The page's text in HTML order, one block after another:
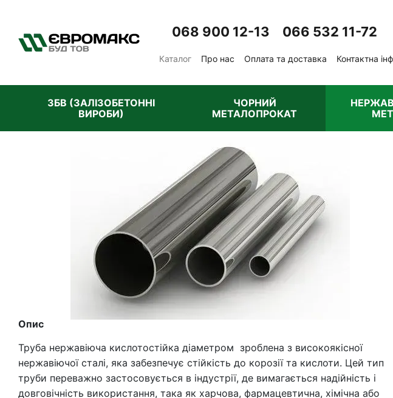
068 900 12-13 066 532 11-72
Каталог Про нас Оплата та доставка Контактна
ЗБВ (ЗАЛІЗОБЕТОННІ
ВИРОБИ)
ЧОРНИЙ
МЕТАЛОПРОКАТ
Опис
Труба нержавіюча кислотостійка діаметром зроблена з високоякісної
нержавіючої сталі, яка забезпечує стійкість до корозії та кислоти. Цей тип
труби переважно застосовується в індустрії, де вимагається надійність і
довговічність використання, така як харчова, фармацевтична, хімічна або